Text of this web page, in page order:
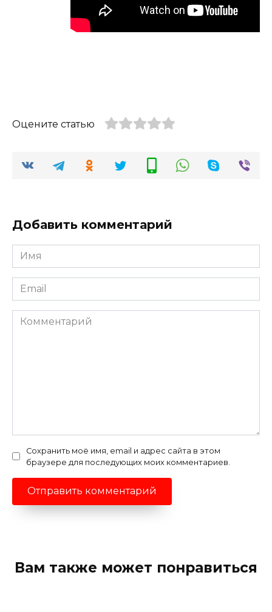
Оцените статью
Добавить комментарий
Имя
*
Email
*
Комментарий
Сохранить моё имя, email и адрес сайта в этом
браузере для последующих моих комментариев.
Вам также может понравиться